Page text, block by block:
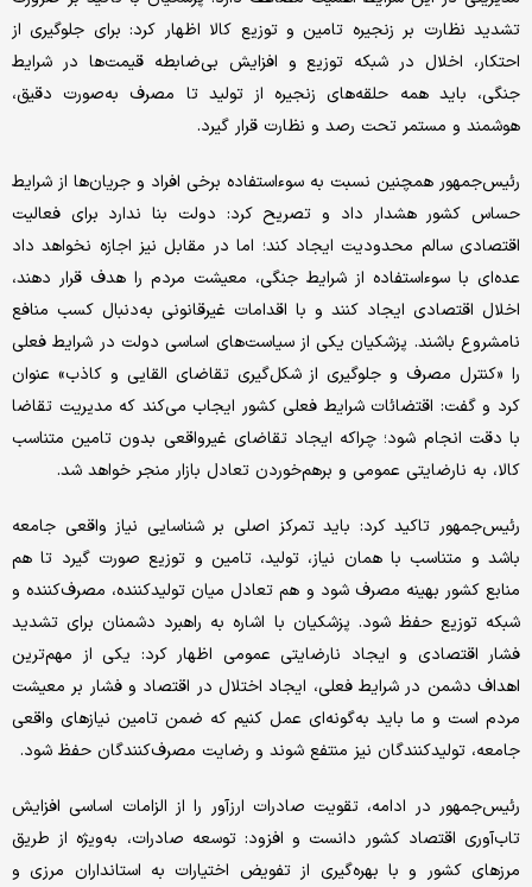
تشدید نظارت بر زنجیره تامین و توزیع کالا اظهار کرد: برای جلوگیری از
احتکار، اخلال در شبکه توزیع و افزایش بی‌ضابطه قیمت‌ها در شرایط
جنگی، باید همه حلقه‌های زنجیره از تولید تا مصرف به‌صورت دقیق،
هوشمند و مستمر تحت رصد و نظارت قرار گیرد.
رئیس‌جمهور همچنین نسبت به سوءاستفاده برخی افراد و جریان‌ها از شرایط
حساس کشور هشدار داد و تصریح کرد: دولت بنا ندارد برای فعالیت
اقتصادی سالم محدودیت ایجاد کند؛ اما در مقابل نیز اجازه نخواهد داد
عده‌ای با سوءاستفاده از شرایط جنگی، معیشت مردم را هدف قرار دهند،
اخلال اقتصادی ایجاد کنند و با اقدامات غیرقانونی به‌دنبال کسب منافع
نامشروع باشند. پزشکیان یکی از سیاست‌های اساسی دولت در شرایط فعلی
را «کنترل مصرف و جلوگیری از شکل‌گیری تقاضای القایی و کاذب» عنوان
کرد و گفت: اقتضائات شرایط فعلی کشور ایجاب می‌کند که مدیریت تقاضا
با دقت انجام شود؛ چراکه ایجاد تقاضای غیرواقعی بدون تامین متناسب
کالا، به نارضایتی عمومی و برهم‌خوردن تعادل بازار منجر خواهد شد.
رئیس‌جمهور تاکید کرد: باید تمرکز اصلی بر شناسایی نیاز واقعی جامعه
باشد و متناسب با همان نیاز، تولید، تامین و توزیع صورت گیرد تا هم
منابع کشور بهینه مصرف شود و هم تعادل میان تولیدکننده، مصرف‌کننده و
شبکه توزیع حفظ شود. پزشکیان با اشاره به راهبرد دشمنان برای تشدید
فشار اقتصادی و ایجاد نارضایتی عمومی اظهار کرد: یکی از مهم‌ترین
اهداف دشمن در شرایط فعلی، ایجاد اختلال در اقتصاد و فشار بر معیشت
مردم است و ما باید به‌گونه‌ای عمل کنیم که ضمن تامین نیازهای واقعی
جامعه، تولیدکنندگان نیز منتفع شوند و رضایت مصرف‌کنندگان حفظ شود.
رئیس‌جمهور در ادامه، تقویت صادرات ارزآور را از الزامات اساسی افزایش
تاب‌آوری اقتصاد کشور دانست و افزود: توسعه صادرات، به‌ویژه از طریق
مرزهای کشور و با بهره‌گیری از تفویض اختیارات به استانداران مرزی و